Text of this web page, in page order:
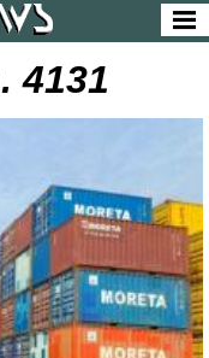
4131